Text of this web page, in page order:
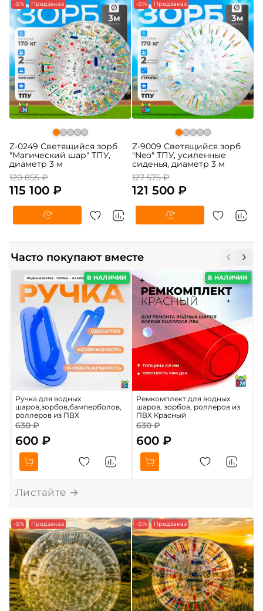
-5% Предзаказ
Z-0249 Светящийся зорб
"Магический шар" ТПУ,
диаметр 3 м
120 855 ₽
115 100 ₽
-5% Предзаказ
Z-9009 Светящийся зорб
"Neo" ТПУ, усиленные
сиденья, диаметр 3 м
127 575 ₽
121 500 ₽
Часто покупают вместе
В НАЛИЧИИ
Ручка для водных
шаров,зорбов,бамперболов,
роллеров из ПВХ
630 ₽
600 ₽
В НАЛИЧИИ
Ремкомплект для водных
шаров, зорбов, роллеров из
ПВХ Красный
630 ₽
600 ₽
-5% Предзаказ -5% Предзаказ